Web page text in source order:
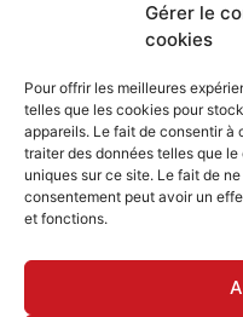
Gérer le
cookies
Pour offrir les meilleures
telles que les cookies pour
appareils. Le fait de consentir à
traiter des données telles que
uniques sur ce site. Le fait de
consentement peut avoir un
et fonctions.
Demande d’actes
Inscription listes
Recensement
Le journal de ma ville
Gestion des déchets